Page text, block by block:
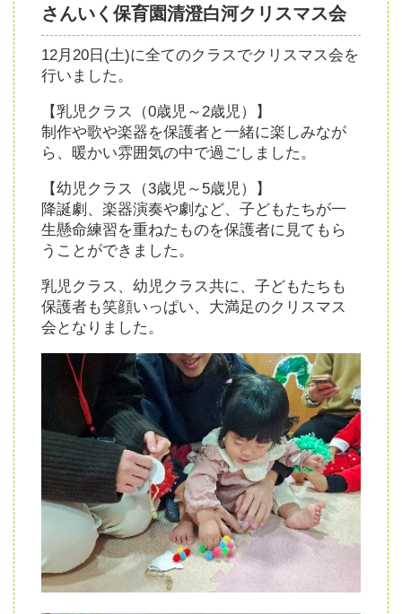
さんいく保育園清澄白河クリスマス会
12月20日(土)に全てのクラスでクリスマス会を
行いました。
【乳児クラス（0歳児～2歳児）】
制作や歌や楽器を保護者と一緒に楽しみなが
ら、暖かい雰囲気の中で過ごしました。
【幼児クラス（3歳児～5歳児）】
降誕劇、楽器演奏や劇など、子どもたちが一
生懸命練習を重ねたものを保護者に見てもら
うことができました。
乳児クラス、幼児クラス共に、子どもたちも
保護者も笑顔いっぱい、大満足のクリスマス
会となりました。